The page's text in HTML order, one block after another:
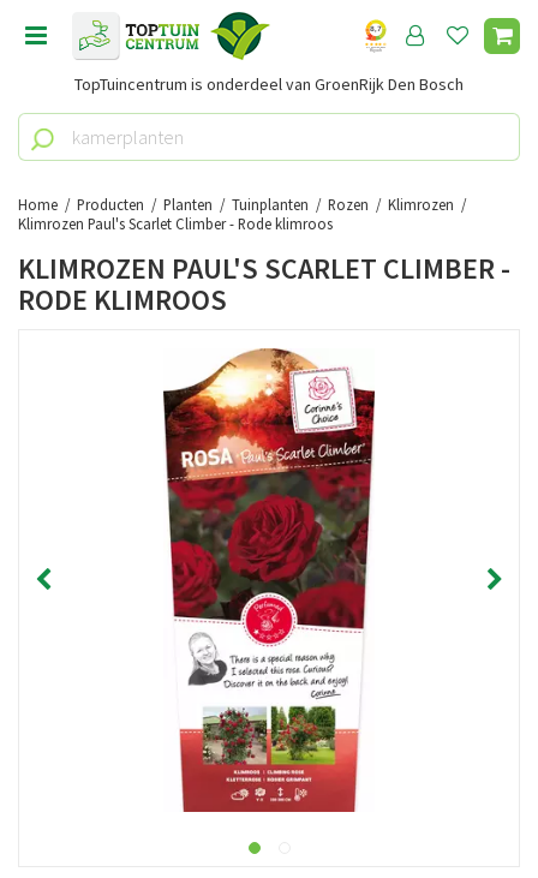
Home Producten Planten Tuinplanten Rozen
Klimrozen
Klimrozen Paul's Scarlet Climber - Rode klimroos
TopTuincentrum is onderdeel van GroenRijk Den Bosch
KLIMROZEN PAUL'S SCARLET CLIMBER -
RODE KLIMROOS